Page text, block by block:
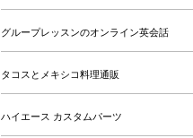
グループレッスンのオンライン英会話
タコスとメキシコ料理通販
ハイエース カスタムパーツ